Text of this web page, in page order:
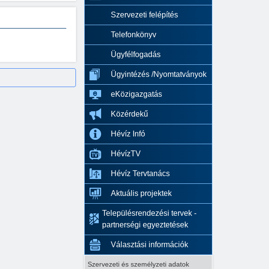
Szervezeti felépítés
Telefonkönyv
Ügyfélfogadás
Ügyintézés /Nyomtatványok
eKözigazgatás
Közérdekű
Hévíz Infó
HévízTV
Hévíz Tervtanács
Aktuális projektek
Településrendezési tervek -
partnerségi egyeztetések
Választási információk
Szervezeti és személyzeti adatok